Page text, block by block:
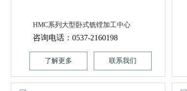
HMC系列大型卧式铣镗加工中心
咨询电话：0537-2160198
了解更多 联系我们